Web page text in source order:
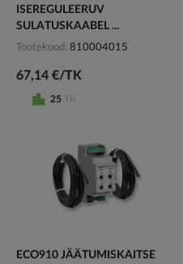
ISEREGULEERUV
SULATUSKAABEL ...
Tootekood 810004015
67,14 €/TK
25 TK
ECO910 JÄÄTUMISKAITSE